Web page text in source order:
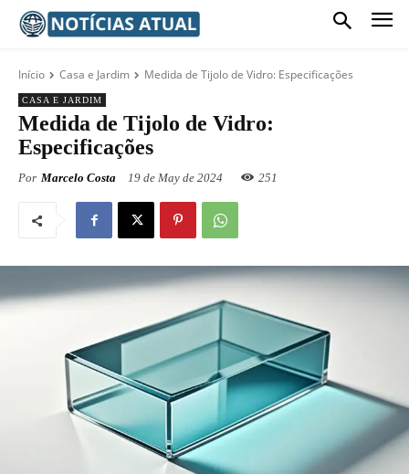
Início Casa e Jardim Medida de Tijolo de Vidro: Especificações
CASA E JARDIM
Medida de Tijolo de Vidro:
Especificações
Por Marcelo Costa 19 de May de 2024 251